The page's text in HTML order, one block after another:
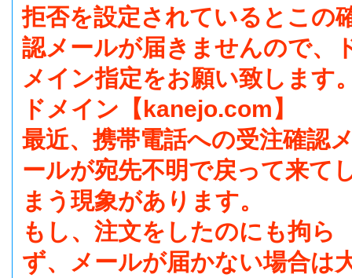
拒否を設定されているとこの
認メールが届きませんので、
メイン指定をお願い致します
ドメイン【kanejo.com】
最近、携帯電話への受注確認
ールが宛先不明で戻って来て
まう現象があります。
もし、注文をしたのにも拘ら
ず、メールが届かない場合は